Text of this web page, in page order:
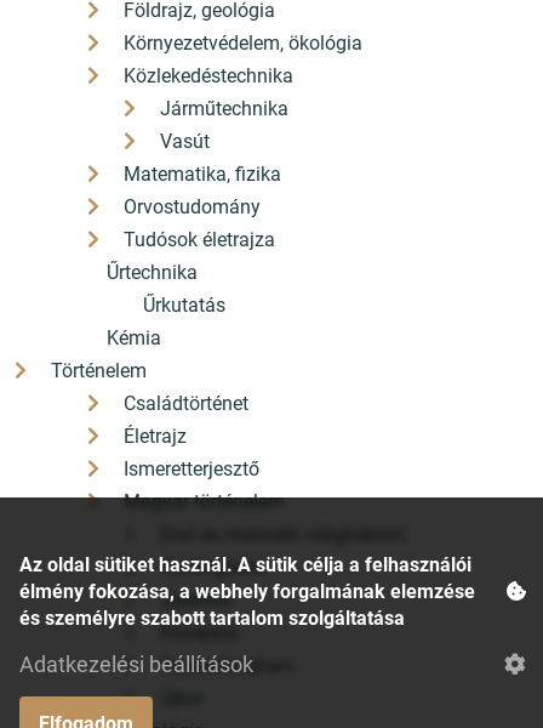
Földrajz, geológia
Környezetvédelem, ökológia
Közlekedéstechnika
Járműtechnika
Vasút
Matematika, fizika
Orvostudomány
Tudósok életrajza
Űrtechnika
Űrkutatás
Kémia
Történelem
Családtörténet
Életrajz
Ismeretterjesztő
Magyar történelem
Honfoglalás
Jelenkor
Középkor
Szabadságharc
Az oldal sütiket használ. A sütik célja a felhasználói
élmény fokozása, a webhely forgalmának elemzése
és személyre szabott tartalom szolgáltatása
Adatkezelési beállítások